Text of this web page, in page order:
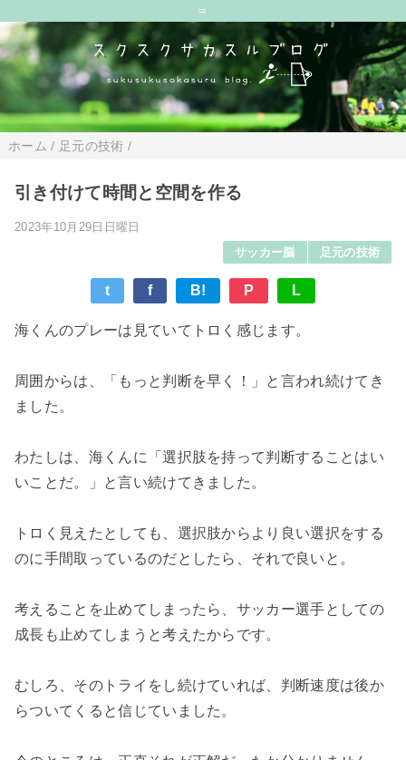
=
ホーム / 足元の技術 /
引き付けて時間と空間を作る
2023年10月29日日曜日
サッカー脳
足元の技術
t f B! P L
海くんのプレーは見ていてトロく感じます。
周囲からは、「もっと判断を早く！」と言われ続けてき
ました。
わたしは、海くんに「選択肢を持って判断することはい
いことだ。」と言い続けてきました。
トロく見えたとしても、選択肢からより良い選択をする
のに手間取っているのだとしたら、それで良いと。
考えることを止めてしまったら、サッカー選手としての
成長も止めてしまうと考えたからです。
むしろ、そのトライをし続けていれば、判断速度は後か
らついてくると信じていました。